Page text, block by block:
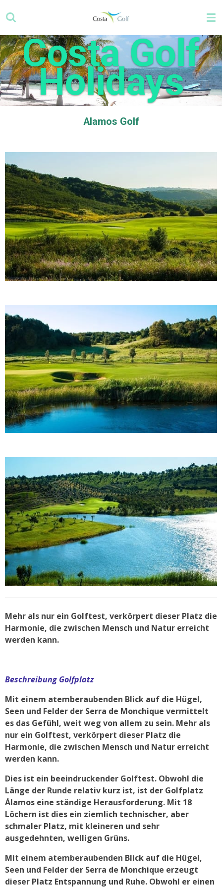
Hauptinhalt
springenCosta Golf
Holidays
Alamos Golf
Mehr als nur ein Golftest, verkörpert dieser Platz die
Harmonie, die zwischen Mensch und Natur erreicht
werden kann.
Beschreibung Golfplatz
Mit einem atemberaubenden Blick auf die Hügel,
Seen und Felder der Serra de Monchique vermittelt
es das Gefühl, weit weg von allem zu sein. Mehr als
nur ein Golftest, verkörpert dieser Platz die
Harmonie, die zwischen Mensch und Natur erreicht
werden kann.
Dies ist ein beeindruckender Golftest. Obwohl die
Länge der Runde relativ kurz ist, ist der Golfplatz
Álamos eine ständige Herausforderung. Mit 18
Löchern ist dies ein ziemlich technischer, aber
schmaler Platz, mit kleineren und sehr
ausgedehnten, welligen Grüns.
Mit einem atemberaubenden Blick auf die Hügel,
Seen und Felder der Serra de Monchique erzeugt
dieser Platz Entspannung und Ruhe. Obwohl er einen